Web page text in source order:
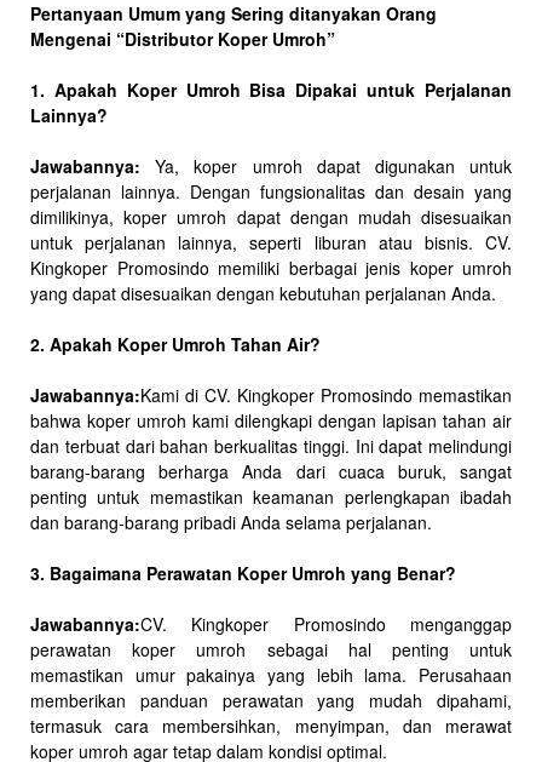
Pertanyaan Umum yang Sering ditanyakan Orang
Mengenai “Distributor Koper Umroh”
1. Apakah Koper Umroh Bisa Dipakai untuk Perjalanan
Lainnya?
Jawabannya: Ya, koper umroh dapat digunakan untuk
perjalanan lainnya. Dengan fungsionalitas dan desain yang
dimilikinya, koper umroh dapat dengan mudah disesuaikan
untuk perjalanan lainnya, seperti liburan atau bisnis. CV.
Kingkoper Promosindo memiliki berbagai jenis koper umroh
yang dapat disesuaikan dengan kebutuhan perjalanan Anda.
2. Apakah Koper Umroh Tahan Air?
Jawabannya:Kami di CV. Kingkoper Promosindo memastikan
bahwa koper umroh kami dilengkapi dengan lapisan tahan air
dan terbuat dari bahan berkualitas tinggi. Ini dapat melindungi
barang-barang berharga Anda dari cuaca buruk, sangat
penting untuk memastikan keamanan perlengkapan ibadah
dan barang-barang pribadi Anda selama perjalanan.
3. Bagaimana Perawatan Koper Umroh yang Benar?
Jawabannya:CV. Kingkoper Promosindo menganggap
perawatan koper umroh sebagai hal penting untuk
memastikan umur pakainya yang lebih lama. Perusahaan
memberikan panduan perawatan yang mudah dipahami,
termasuk cara membersihkan, menyimpan, dan merawat
koper umroh agar tetap dalam kondisi optimal.